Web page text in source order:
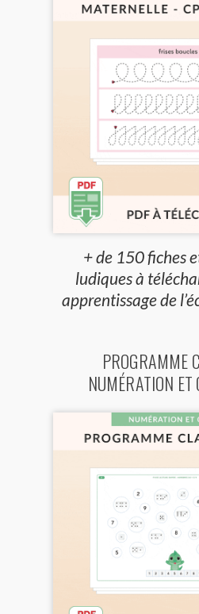
+ de 150 fiches
ludiques à
apprentissage de
PROGRAMME
NUMÉRATION